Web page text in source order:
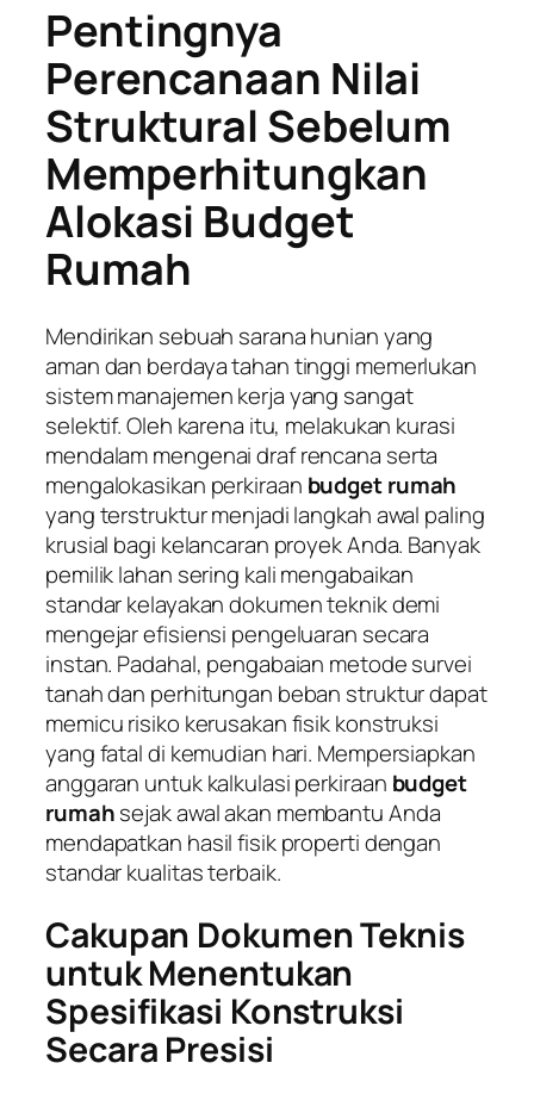
Pentingnya
Perencanaan Nilai
Struktural Sebelum
Memperhitungkan
Alokasi Budget
Rumah
Mendirikan sebuah sarana hunian yang
aman dan berdaya tahan tinggi memerlukan
sistem manajemen kerja yang sangat
selektif. Oleh karena itu, melakukan kurasi
mendalam mengenai draf rencana serta
mengalokasikan perkiraan budget rumah
yang terstruktur menjadi langkah awal paling
krusial bagi kelancaran proyek Anda. Banyak
pemilik lahan sering kali mengabaikan
standar kelayakan dokumen teknik demi
mengejar efisiensi pengeluaran secara
instan. Padahal, pengabaian metode survei
tanah dan perhitungan beban struktur dapat
memicu risiko kerusakan fisik konstruksi
yang fatal di kemudian hari. Mempersiapkan
anggaran untuk kalkulasi perkiraan budget
rumahsejak awal akan membantu Anda
mendapatkan hasil fisik properti dengan
standar kualitas terbaik.
Cakupan Dokumen Teknis
untuk Menentukan
Spesifikasi Konstruksi
Secara Presisi